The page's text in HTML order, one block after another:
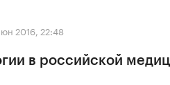
2016, 22:48
в российской